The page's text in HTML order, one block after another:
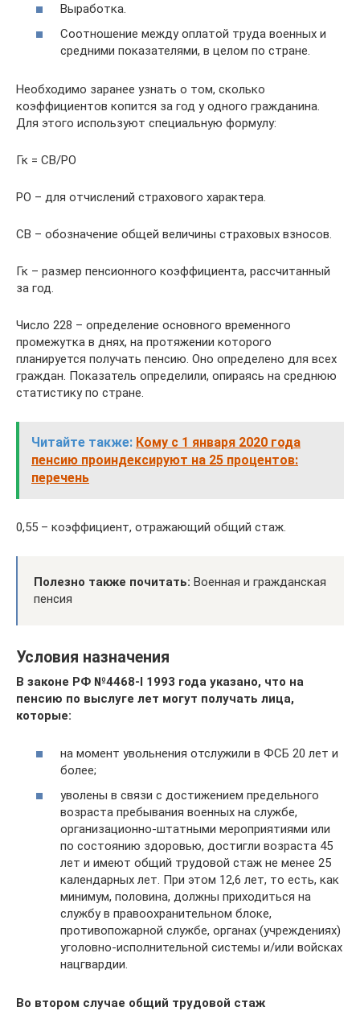
Выработка.
Соотношение между оплатой труда военных и
средними показателями, в целом по стране.
Необходимо заранее узнать о том, сколько
коэффициентов копится за год у одного гражданина.
Для этого используют специальную формулу:
Гк = СВ/РО
РО – для отчислений страхового характера.
СВ – обозначение общей величины страховых взносов.
Гк – размер пенсионного коэффициента, рассчитанный
за год.
Число 228 – определение основного временного
промежутка в днях, на протяжении которого
планируется получать пенсию. Оно определено для всех
граждан. Показатель определили, опираясь на среднюю
статистику по стране.
Читайте также: Кому с 1 января 2020 года
пенсию проиндексируют на 25 процентов:
перечень
0,55 – коэффициент, отражающий общий стаж.
Полезно также почитать: Военная и гражданская
пенсия
Условия назначения
В законе РФ №4468-I 1993 года указано, что на
пенсию по выслуге лет могут получать лица,
которые:
на момент увольнения отслужили в ФСБ 20 лет и
более;
уволены в связи с достижением предельного
возраста пребывания военных на службе,
организационно-штатными мероприятиями или
по состоянию здоровью, достигли возраста 45
лет и имеют общий трудовой стаж не менее 25
календарных лет. При этом 12,6 лет, то есть, как
минимум, половина, должны приходиться на
службу в правоохранительном блоке,
противопожарной службе, органах (учреждениях)
уголовно-исполнительной системы и/или войсках
нацгвардии.
Во втором случае общий трудовой стаж